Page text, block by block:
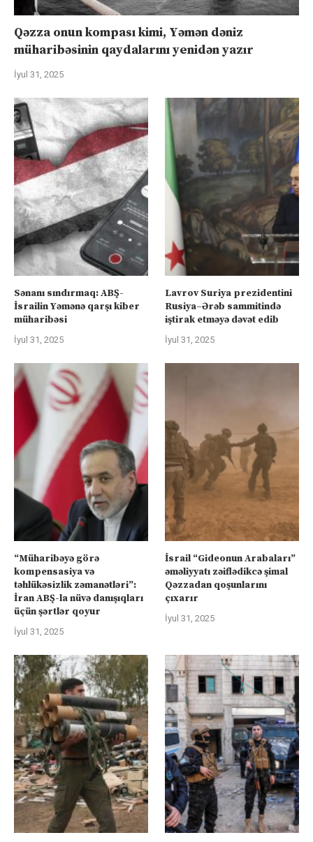
Qəzza onun kompası kimi, Yəmən dəniz
müharibəsinin qaydalarını yenidən yazır
İyul 31, 2025
Sənanı sındırmaq: ABŞ-
İsrailin Yəmənə qarşı kiber
müharibəsi
İyul 31, 2025
Lavrov Suriya prezidentini
Rusiya–Ərəb sammitində
iştirak etməyə dəvət edib
İyul 31, 2025
“Müharibəyə görə
kompensasiya və
təhlükəsizlik zəmanətləri”:
İran ABŞ-la nüvə danışıqları
üçün şərtlər qoyur
İyul 31, 2025
İsrail “Gideonun Arabaları”
əməliyyatı zəiflədikcə şimal
Qəzzadan qoşunlarını
çıxarır
İyul 31, 2025